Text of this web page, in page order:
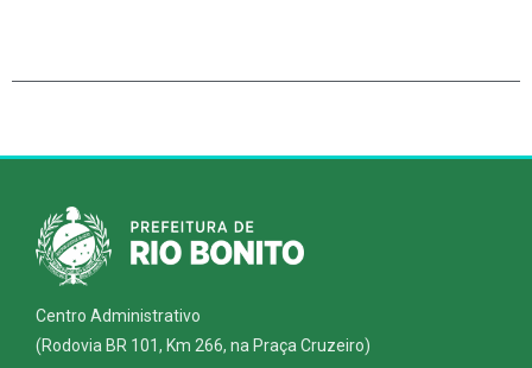
Centro Administrativo
(Rodovia BR 101, Km 266, na Praça Cruzeiro)